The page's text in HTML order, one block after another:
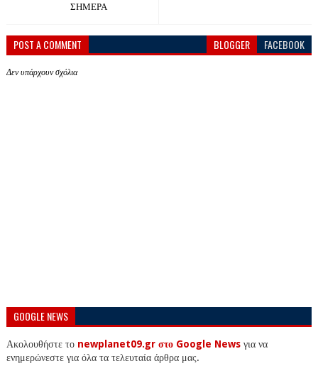
ΣΗΜΕΡΑ
POST A COMMENT BLOGGER FACEBOOK
Δεν υπάρχουν σχόλια
GOOGLE NEWS
Ακολουθήστε το newplanet09.gr στο Google Newsγια να
ενημερώνεστε για όλα τα τελευταία άρθρα μας.